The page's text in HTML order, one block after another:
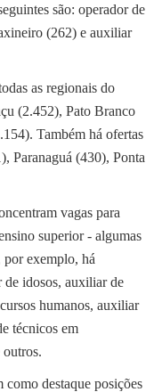
são: operador de
(262) e auxiliar
as regionais do
(2.452), Pato Branco
Também há ofertas
Paranaguá (430), Ponta
vagas para
superior - algumas
por exemplo, há
de idosos, auxiliar de
humanos, auxiliar
técnicos em
outros.
como destaque posições